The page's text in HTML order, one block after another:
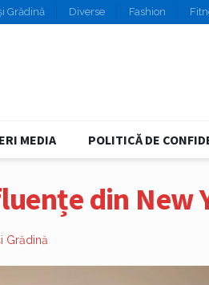
Grădină Diverse Fashion
MEDIA POLITICĂ DE
din New
Grădină